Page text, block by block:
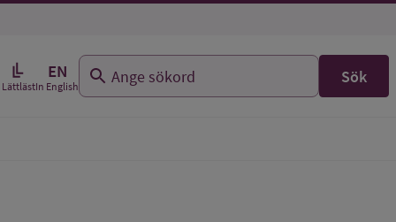
Lättläst
EN
In English Sök